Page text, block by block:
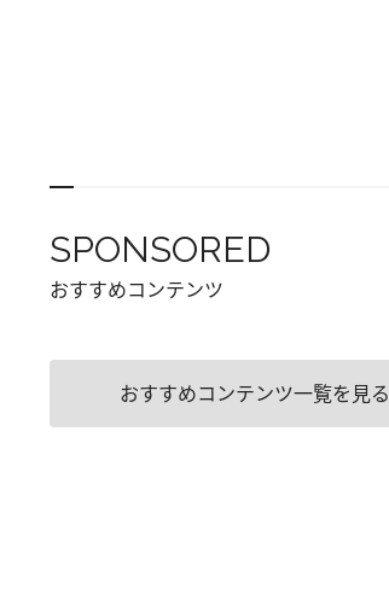
SPONSORED
おすすめコンテンツ
おすすめコンテンツ一覧を見る